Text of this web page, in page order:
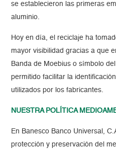
se establecieron las primeras
aluminio.
Hoy en día, el reciclaje ha
mayor visibilidad gracias a que
Banda de Moebius o símbolo
permitido facilitar la
utilizados por los fabricantes.
NUESTRA POLÍTICA
En Banesco Banco Universal,
protección y preservación del